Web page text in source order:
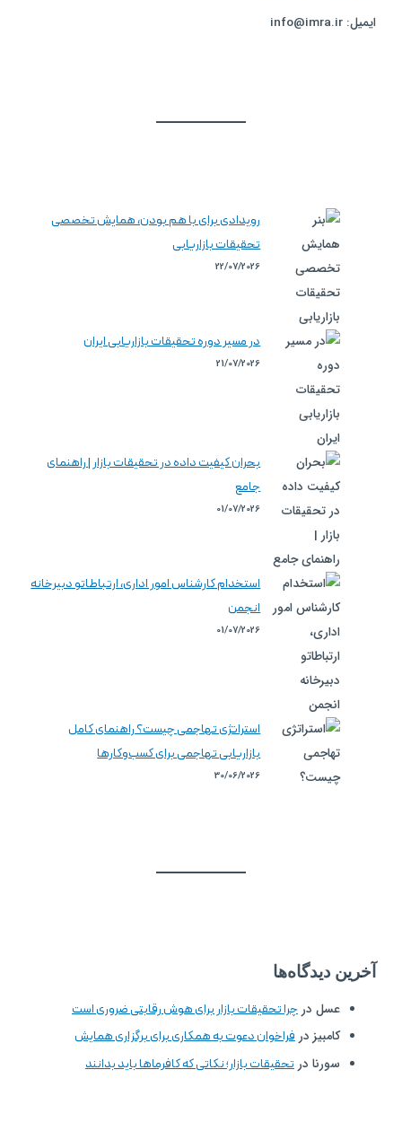
ایمیل: info@imra.ir
رویدادی برای با هم بودن، همایش تخصصی
تحقیقات بازاریابی
22/07/2026
در مسیر دوره تحقیقات بازاریابی ایران
21/07/2026
بحران کیفیت داده در تحقیقات بازار | راهنمای
جامع
01/07/2026
استخدام کارشناس امور اداری، ارتباطاتو دبیرخانه
انجمن
01/07/2026
استراتژی تهاجمی چیست؟ راهنمای کامل
بازاریابی تهاجمی برای کسب‌وکارها
30/06/2026
آخرین دیدگاه‌ها
عسل درچرا تحقیقات بازار برای هوش رقابتی ضروری است
کامبیزدرفراخوان دعوت به همکاری برای برگزاری همایش
سورنا درتحقیقات بازار؛ نکاتی که کافرماها باید بدانند